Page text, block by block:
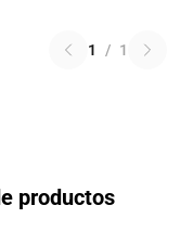
1 / 1
productos